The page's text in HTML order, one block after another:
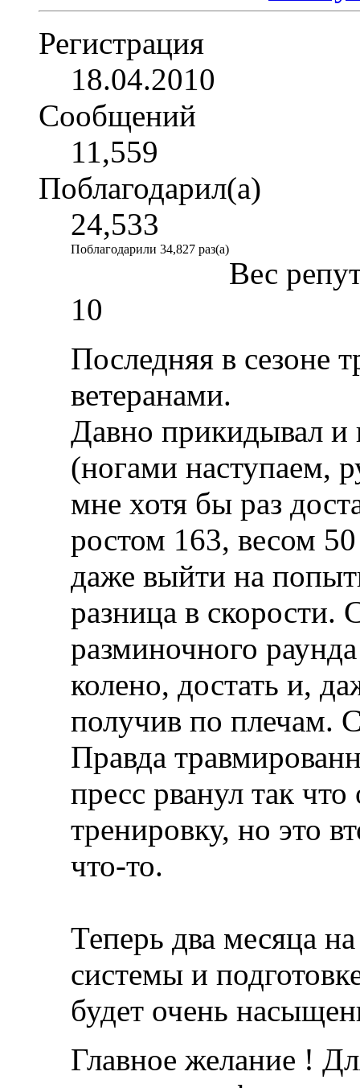
Регистрация
18.04.2010
Сообщений
11,559
Поблагодарил(а)
24,533
Поблагодарили 34,827 раз(а)
Вес
10
Последняя в сезоне
ветеранами.
Давно прикидывал и
(ногами наступаем,
мне хотя бы раз
ростом 163, весом
даже выйти на
разница в скорости.
разминочного
колено, достать и,
получив по плечам.
Правда
пресс рванул так
тренировку, но это
что-то.
Теперь два месяца
системы и
будет очень
Главное желание !